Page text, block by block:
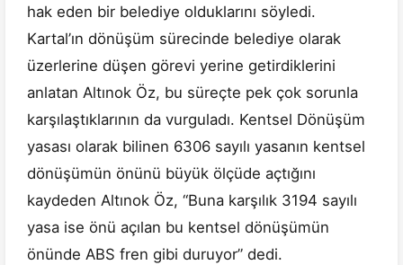
hak eden bir belediye olduklarını söyledi.
Kartal’ın dönüşüm sürecinde belediye olarak
üzerlerine düşen görevi yerine getirdiklerini
anlatan Altınok Öz, bu süreçte pek çok sorunla
karşılaştıklarının da vurguladı. Kentsel Dönüşüm
yasası olarak bilinen 6306 sayılı yasanın kentsel
dönüşümün önünü büyük ölçüde açtığını
kaydeden Altınok Öz, “Buna karşılık 3194 sayılı
yasa ise önü açılan bu kentsel dönüşümün
önünde ABS fren gibi duruyor” dedi.